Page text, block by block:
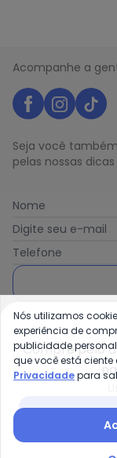
Acompanhe a
Seja você
pelas nossas
Nome
Digite seu e-mail
Telefone
Ao enviar o
Posthaus é uma
80.462.138/0001-41
Endereço: Rua
Compre pelo
Nós utilizamos
experiência de
publicidade
que você está
Privacidadepara